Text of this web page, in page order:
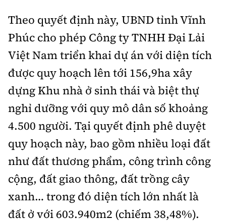
0901 514 7990915 057 282
Email:bandoc@baoxaydung.vn
Cấm sao chép dưới mọi hình thức nếu không có sự
chấp thuận bằng văn bản.
Thông tin tòa
soạn
Theo quyết định này, UBND tỉnh Vĩnh
Phúc cho phép Công ty TNHH Đại Lải
Việt Nam triển khai dự án với diện tích
được quy hoạch lên tới 156,9ha xây
dựng Khu nhà ở sinh thái và biệt thự
nghỉ dưỡng với quy mô dân số khoảng
4.500 người. Tại quyết định phê duyệt
quy hoạch này, bao gồm nhiều loại đất
như đất thương phẩm, công trình công
cộng, đất giao thông, đất trồng cây
xanh… trong đó diện tích lớn nhất là
đất ở với 603.940m2 (chiếm 38,48%).